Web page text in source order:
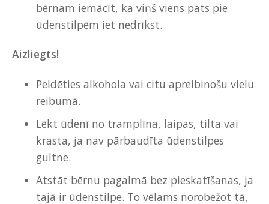
bērnam iemācīt, ka viņš viens pats pie
ūdenstilpēm iet nedrīkst.
Aizliegts!
Peldēties alkohola vai citu apreibinošu vielu
reibumā.
Lēkt ūdenī no tramplīna, laipas, tilta vai
krasta, ja nav pārbaudīta ūdenstilpes
gultne.
Atstāt bērnu pagalmā bez pieskatīšanas, ja
tajā ir ūdenstilpe. To vēlams norobežot tā,